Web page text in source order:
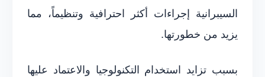
السيبرانية إجراءات أكثر احترافية وتنظيماً، مما
يزيد من خطورتها.
بسبب تزايد استخدام التكنولوجيا والاعتماد عليها